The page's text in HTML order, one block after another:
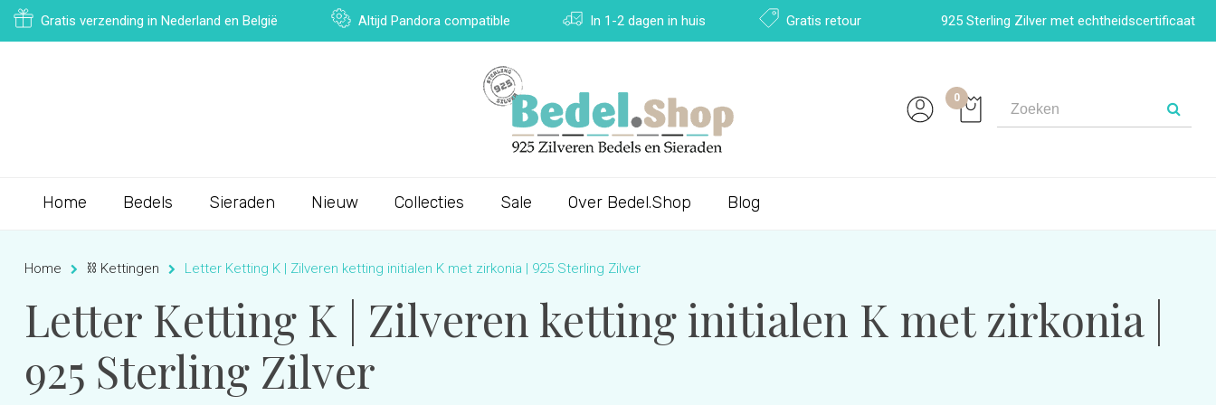
Gratis verzending in Nederland en België Altijd Pandora compatible In 1-2 dagen in huis Gratis retour 925 Sterling Zilver met echtheidscertificaat
0
Home Bedels Sieraden Nieuw Collecties Sale Over Bedel.Shop Blog
Home ⛓ Kettingen Letter Ketting K | Zilveren ketting initialen K met zirkonia | 925 Sterling Zilver
Letter Ketting K | Zilveren ketting initialen K met zirkonia |
925 Sterling Zilver